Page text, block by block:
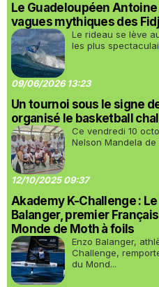
Le Guadeloupéen
vagues mythiques des
Le rideau se lève
les plus
09/06/2026 13:23
Un tournoi sous le signe de
organisé le basketball
Ce vendredi 10
Nelson Mandela
12/10/2025 09:37
Akademy K-Challenge :
Balanger, premier
Monde de Moth à foils
Enzo Balanger,
Challenge,
du Mond...